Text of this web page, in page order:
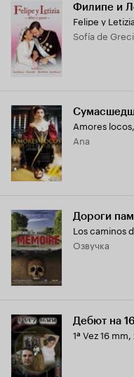
Филипе и
Felipe y Letizia
Sofía de
Amores locos,
Ana
Дороги
Los caminos
озвучка
Дебют на
1ª Vez 16 mm,